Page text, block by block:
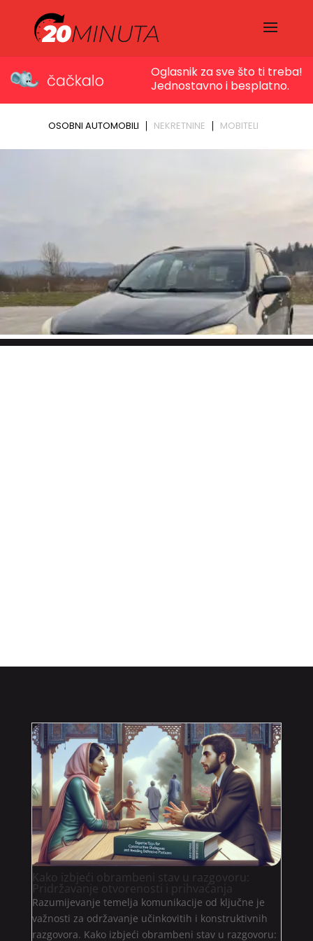
Kako izbjeći obrambeni stav u razgovoru:
Pridržavanje otvorenosti i prihvaćanja
Razumijevanje temelja komunikacije od ključne je
važnosti za održavanje učinkovitih i konstruktivnih
razgovora. Kako izbjeći obrambeni stav u razgovoru: